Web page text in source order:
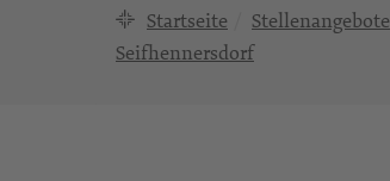
Startseite Stellenangebote
Seifhennersdorf